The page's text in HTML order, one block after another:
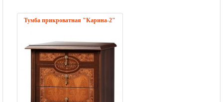
Тумба прикроватная "Карина-2"